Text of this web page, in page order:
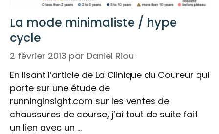
La mode minimaliste / hype
cycle
2 février 2013 par Daniel Riou
En lisant l’article de La Clinique du Coureur qui
porte sur une étude de
runninginsight.com sur les ventes de
chaussures de course, j’ai tout de suite fait
un lien avec un …